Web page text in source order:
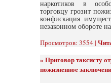
наркотиков в
торговцу грозит
конфискация
незаконном обороте
Просмотров: 3554 |
» Приговор таксисту
пожизненное